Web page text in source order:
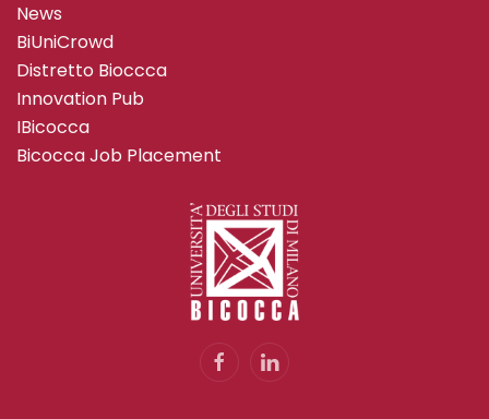
News
BiUniCrowd
Distretto Bioccca
Innovation Pub
IBicocca
Bicocca Job Placement